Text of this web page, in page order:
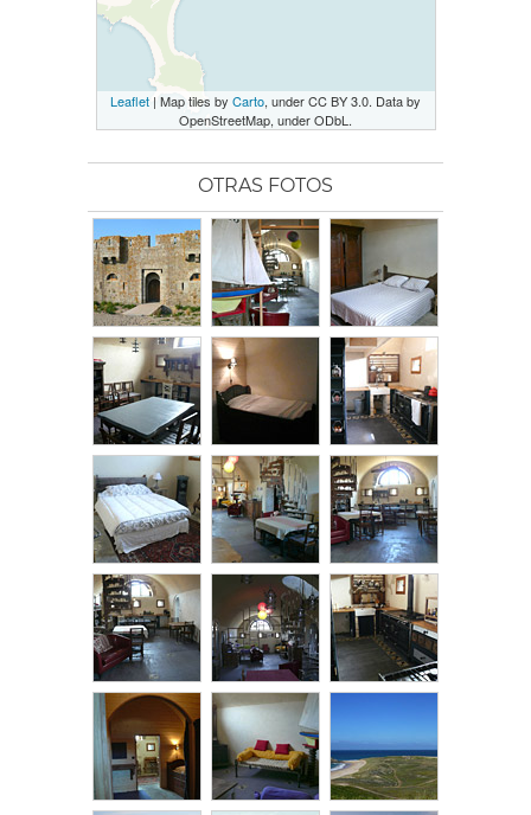
Leaflet | Map tiles by Carto, under CC BY 3.0. Data by
OpenStreetMap, under ODbL.
OTRAS FOTOS